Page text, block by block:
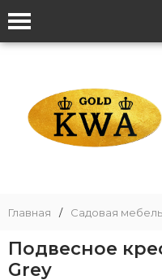
Главная / Садовая мебель
Подвесное
Grey